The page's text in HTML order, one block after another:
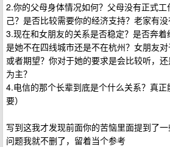
2.你的父母身体情况如何？父母没有正式
己？是否比较需要你的经济支持？老家有
3.现在和女朋友的关系是否稳定？是否奔
是她不在四线城市还是不在杭州？女朋友
或者期望？你对于她的要求是会比较听，
为主？
4.电信的那个长辈到底是个什么关系？真
要）
写到这我才发现前面你的苦恼里面提到了
问题我就不删了，留着当个参考